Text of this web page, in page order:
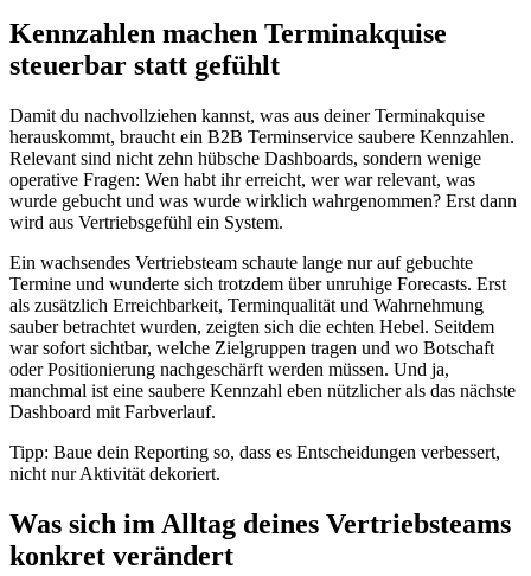
Kennzahlen machen Terminakquise
steuerbar statt gefühlt
Damit du nachvollziehen kannst, was aus deiner Terminakquise
herauskommt, braucht ein B2B Terminservice saubere Kennzahlen.
Relevant sind nicht zehn hübsche Dashboards, sondern wenige
operative Fragen: Wen habt ihr erreicht, wer war relevant, was
wurde gebucht und was wurde wirklich wahrgenommen? Erst dann
wird aus Vertriebsgefühl ein System.
Ein wachsendes Vertriebsteam schaute lange nur auf gebuchte
Termine und wunderte sich trotzdem über unruhige Forecasts. Erst
als zusätzlich Erreichbarkeit, Terminqualität und Wahrnehmung
sauber betrachtet wurden, zeigten sich die echten Hebel. Seitdem
war sofort sichtbar, welche Zielgruppen tragen und wo Botschaft
oder Positionierung nachgeschärft werden müssen. Und ja,
manchmal ist eine saubere Kennzahl eben nützlicher als das nächste
Dashboard mit Farbverlauf.
Tipp: Baue dein Reporting so, dass es Entscheidungen verbessert,
nicht nur Aktivität dekoriert.
Was sich im Alltag deines Vertriebsteams
konkret verändert